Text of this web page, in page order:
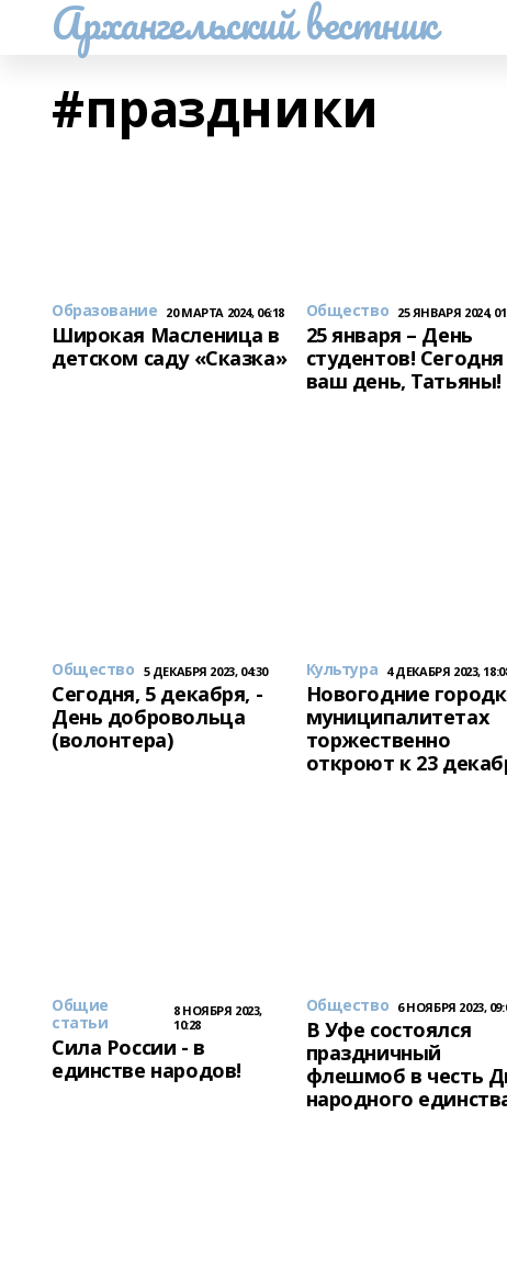
Архангельский вестник
#праздники
Образование 20 МАРТА 2024, 06:18
Широкая Масленица в
детском саду «Сказка»
Общество 25 ЯНВАРЯ 2024,
25 января – День
студентов! Сегодня
ваш день, Татьяны!
Общество 5 ДЕКАБРЯ 2023, 04:30
Сегодня, 5 декабря, -
День добровольца
(волонтера)
Культура 4 ДЕКАБРЯ 2023,
Новогодние
муниципалитетах
торжественно
откроют к 23
Общие
статьи
8 НОЯБРЯ 2023,
10:28
Сила России - в
единстве народов!
Общество 6 НОЯБРЯ 2023,
В Уфе состоялся
праздничный
флешмоб в честь
народного